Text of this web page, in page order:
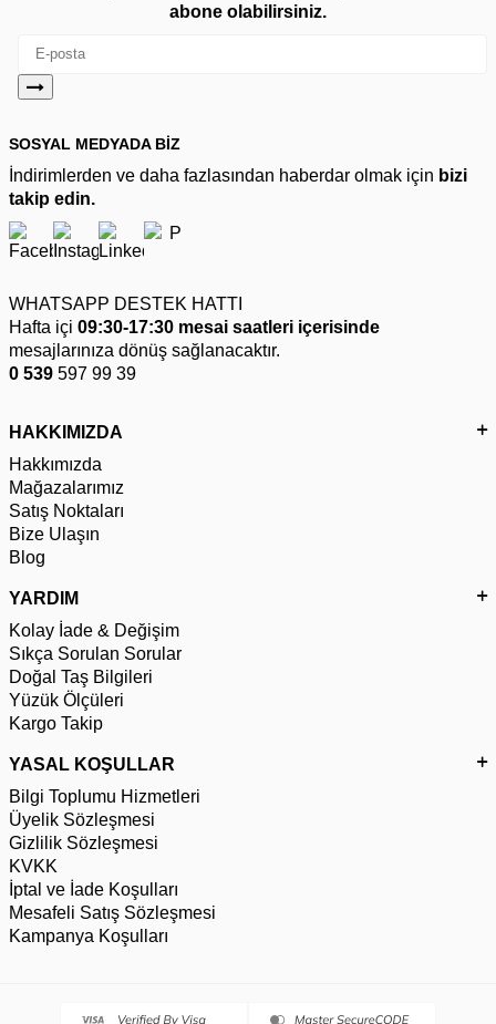
abone olabilirsiniz.
SOSYAL MEDYADA BİZ
İndirimlerden ve daha fazlasından haberdar olmak için bizi
takip edin.
WHATSAPP DESTEK HATTI
Hafta içi 09:30-17:30 mesai saatleri içerisinde
mesajlarınıza dönüş sağlanacaktır.
0 539 597 99 39
HAKKIMIZDA
Hakkımızda
Mağazalarımız
Satış Noktaları
Bize Ulaşın
Blog
YARDIM
Kolay İade & Değişim
Sıkça Sorulan Sorular
Doğal Taş Bilgileri
Yüzük Ölçüleri
Kargo Takip
YASAL KOŞULLAR
Bilgi Toplumu Hizmetleri
Üyelik Sözleşmesi
Gizlilik Sözleşmesi
KVKK
İptal ve İade Koşulları
Mesafeli Satış Sözleşmesi
Kampanya Koşulları